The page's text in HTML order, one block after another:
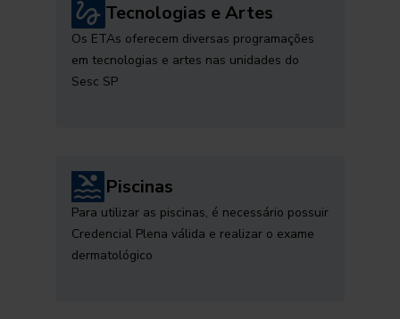
Tecnologias e Artes
Os ETAs oferecem diversas programações
em tecnologias e artes nas unidades do
Sesc SP
Piscinas
Para utilizar as piscinas, é necessário possuir
Credencial Plena válida e realizar o exame
dermatológico